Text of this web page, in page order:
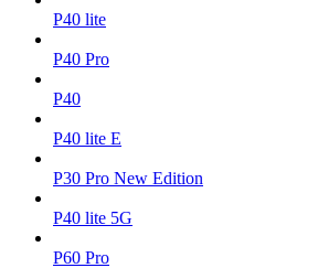
P40 lite
P40 Pro
P40
P40 lite E
P30 Pro New Edition
P40 lite 5G
P60 Pro